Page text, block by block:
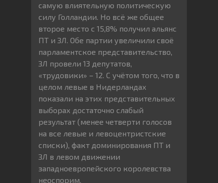
самую влиятельную политическую
силу Голландии. Но всё же общее
второе место с 15,8% получил альянс
ПТ и ЗЛ. Обе партии увеличили своё
парламентское представительство,
ЗЛ провели 13 депутатов,
«трудовики» – 12. С учётом того, что в
целом левые в Нидерландах
показали на этих представительных
выборах достаточно слабый
результат (менее четверти голосов
на все левые и левоцентристские
списки), факт доминирования ПТ и
ЗЛ в левом движении
западноевропейского королевства
неоспорим.